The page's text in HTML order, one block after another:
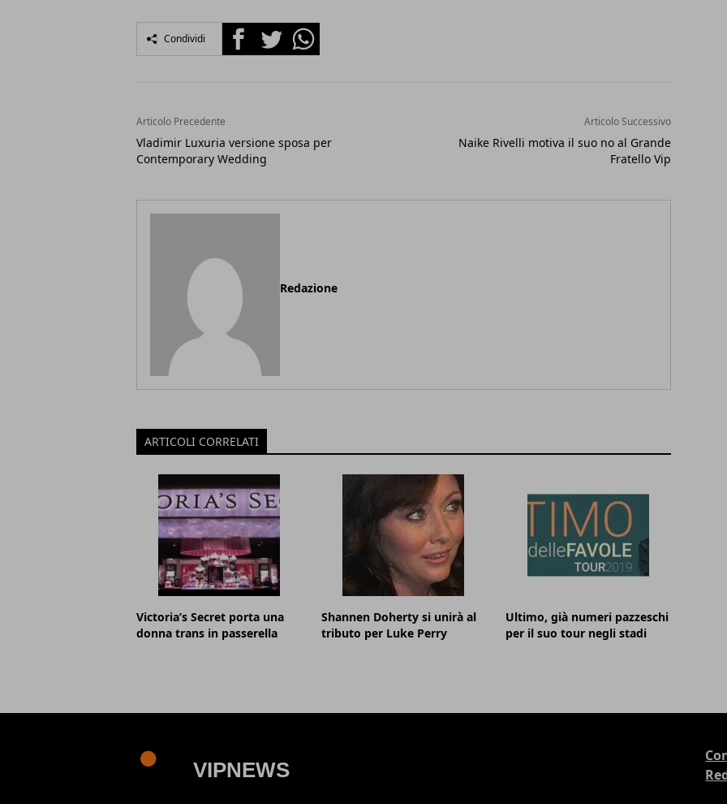
Condividi FacebookTwitterWhatsapp
Articolo Precedente
Vladimir Luxuria versione sposa per
Contemporary Wedding
Articolo Successivo
Naike Rivelli motiva il suo no al Grande
Fratello Vip
Redazione
ARTICOLI CORRELATI
Victoria’s Secret porta una
donna trans in passerella
Shannen Doherty si unirà al
tributo per Luke Perry
Ultimo, già numeri pazzeschi
per il suo tour negli stadi